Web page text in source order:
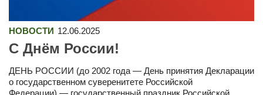
НОВОСТИ 12.06.2025
С Днём России!
ДЕНЬ РОССИИ (до 2002 года — День принятия Декларации
о государственном суверенитете Российской
Федерации) — государственный праздник Российской